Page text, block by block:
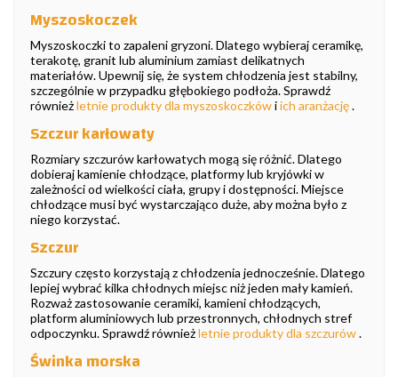
Myszoskoczek
Myszoskoczki to zapaleni gryzoni. Dlatego wybieraj ceramikę,
terakotę, granit lub aluminium zamiast delikatnych
materiałów. Upewnij się, że system chłodzenia jest stabilny,
szczególnie w przypadku głębokiego podłoża. Sprawdź
równieżletnie produkty dla myszoskoczkówiich aranżację.
Szczur karłowaty
Rozmiary szczurów karłowatych mogą się różnić. Dlatego
dobieraj kamienie chłodzące, platformy lub kryjówki w
zależności od wielkości ciała, grupy i dostępności. Miejsce
chłodzące musi być wystarczająco duże, aby można było z
niego korzystać.
Szczur
Szczury często korzystają z chłodzenia jednocześnie. Dlatego
lepiej wybrać kilka chłodnych miejsc niż jeden mały kamień.
Rozważ zastosowanie ceramiki, kamieni chłodzących,
platform aluminiowych lub przestronnych, chłodnych stref
odpoczynku. Sprawdź równieżletnie produkty dla szczurów.
Świnka morska